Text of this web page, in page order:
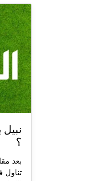
نبيل
؟
بعد
تناول